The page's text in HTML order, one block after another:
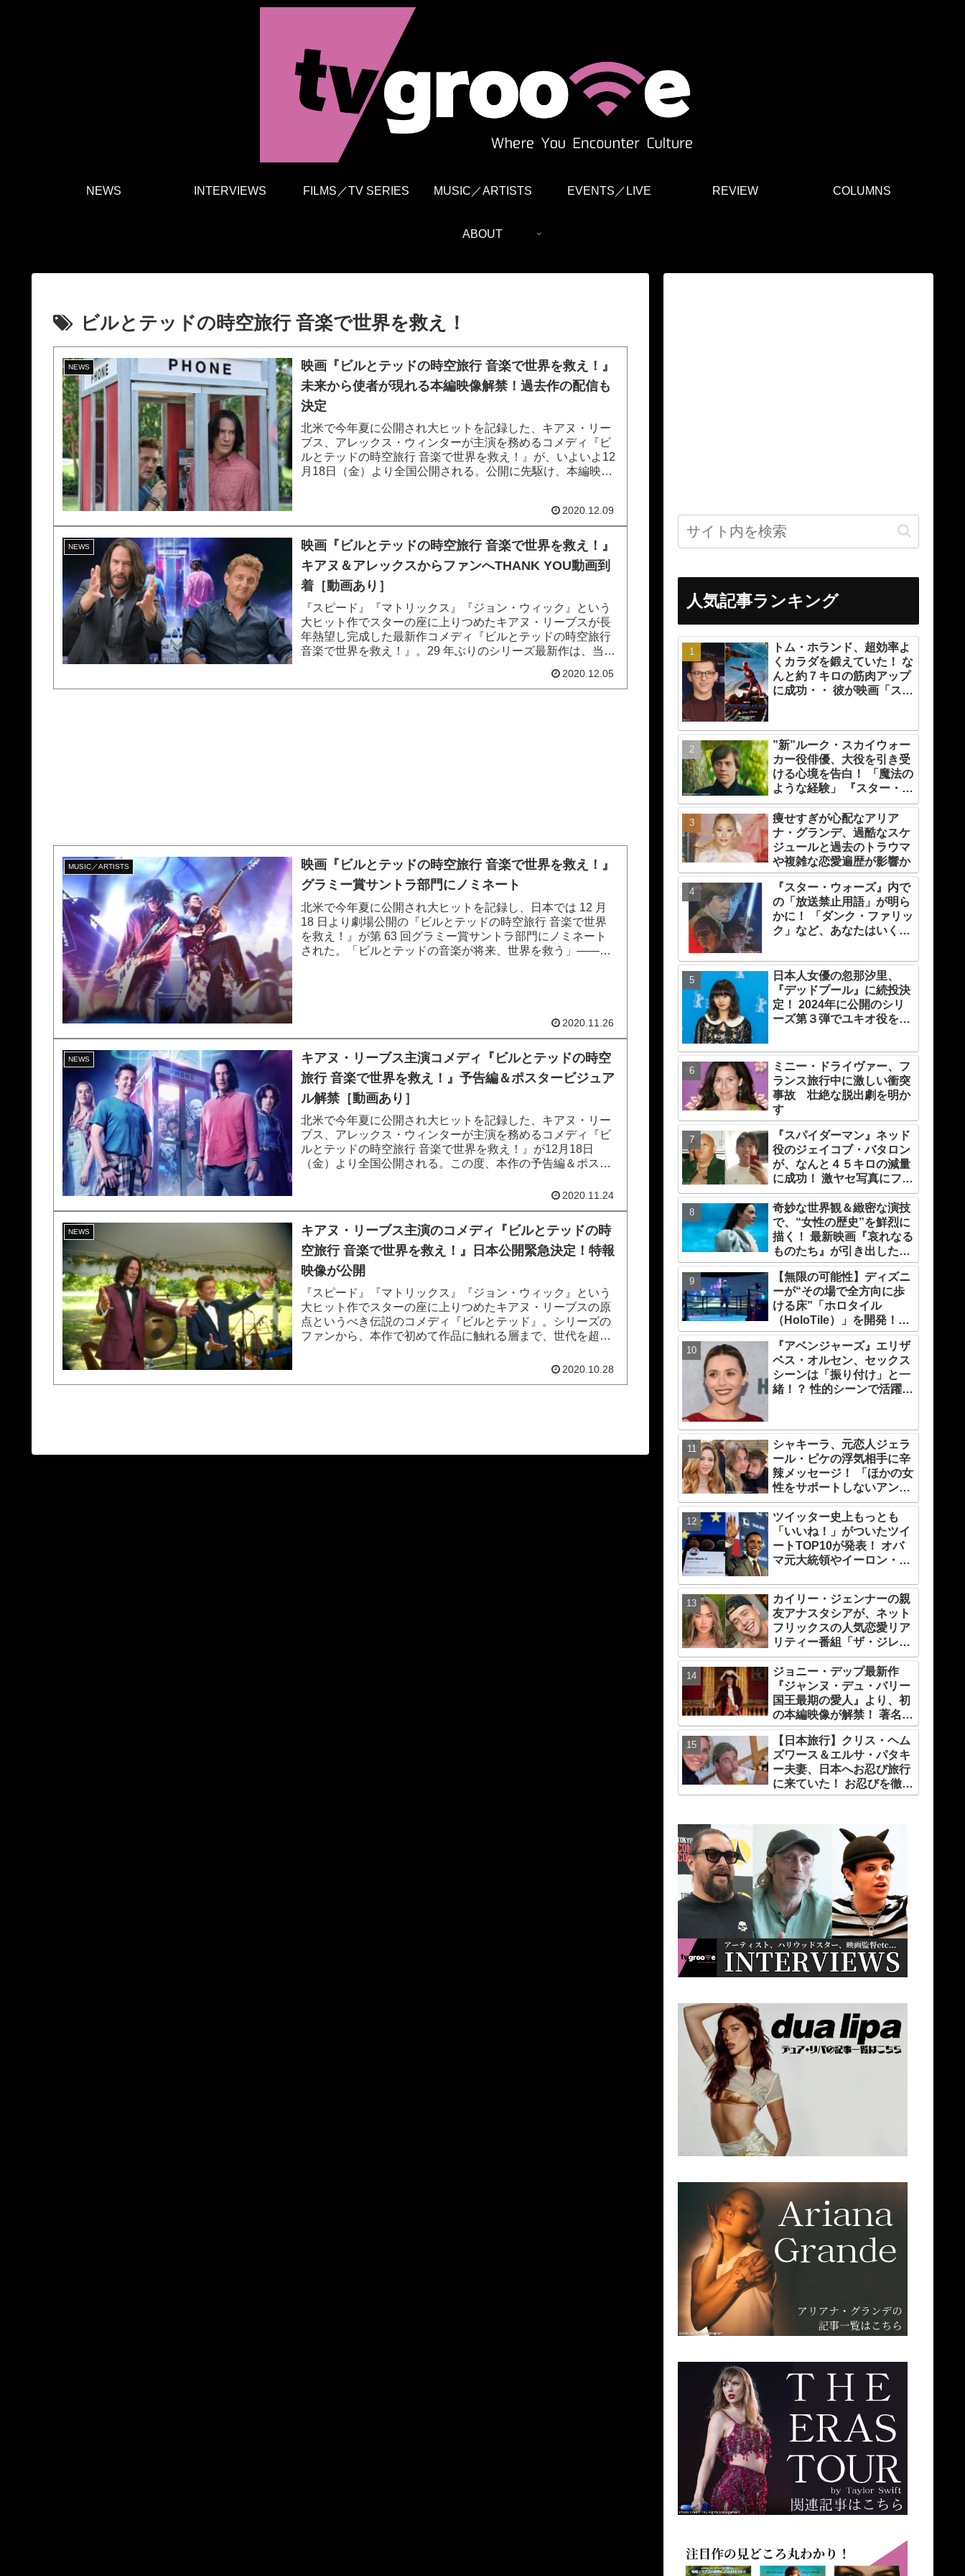
NEWS INTERVIEWS FILMS／TV SERIES MUSIC／ARTISTS EVENTS／LIVE REVIEW COLUMNS
ABOUT
ビルとテッドの時空旅行 音楽で世界を救え！
NEWS
映画『ビルとテッドの時空旅行 音楽で世界を救え！』
未来から使者が現れる本編映像解禁！過去作の配信も
決定
北米で今年夏に公開され大ヒットを記録した、キアヌ・リー
ブス、アレックス・ウィンターが主演を務めるコメディ『ビ
ルとテッドの時空旅行 音楽で世界を救え！』が、いよいよ12
月18日（金）より全国公開される。公開に先駆け、本編映像
2020.12.09
NEWS
映画『ビルとテッドの時空旅行 音楽で世界を救え！』
キアヌ＆アレックスからファンへTHANK YOU動画到
着［動画あり］
『スピード』『マトリックス』『ジョン・ウィック』という
大ヒット作でスターの座に上りつめたキアヌ・リーブスが長
年熱望し完成した最新作コメディ『ビルとテッドの時空旅行
音楽で世界を救え！』。29 年ぶりのシリーズ最新作は、当時
2020.12.05
MUSIC／ARTISTS
映画『ビルとテッドの時空旅行 音楽で世界を救え！』
グラミー賞サントラ部門にノミネート
北米で今年夏に公開され大ヒットを記録し、日本では 12 月
18 日より劇場公開の『ビルとテッドの時空旅行 音楽で世界
を救え！』が第 63 回グラミー賞サントラ部門にノミネート
された。「ビルとテッドの音楽が将来、世界を救う」――そ
2020.11.26
NEWS
キアヌ・リーブス主演コメディ『ビルとテッドの時空
旅行 音楽で世界を救え！』予告編＆ポスタービジュア
ル解禁［動画あり］
北米で今年夏に公開され大ヒットを記録した、キアヌ・リー
ブス、アレックス・ウィンターが主演を務めるコメディ『ビ
ルとテッドの時空旅行 音楽で世界を救え！』が12月18日
（金）より全国公開される。この度、本作の予告編＆ポスタ
2020.11.24
NEWS
キアヌ・リーブス主演のコメディ『ビルとテッドの時
空旅行 音楽で世界を救え！』日本公開緊急決定！特報
映像が公開
『スピード』『マトリックス』『ジョン・ウィック』という
大ヒット作でスターの座に上りつめたキアヌ・リーブスの原
点というべき伝説のコメディ『ビルとテッド』。シリーズの
ファンから、本作で初めて作品に触れる層まで、世代を超え
2020.10.28
人気記事ランキング
トム・ホランド、超効率よ
くカラダを鍛えていた！ な
んと約７キロの筋肉アップ
に成功・・ 彼が映画「スパ
法とは？
”新”ルーク・スカイウォー
カー役俳優、大役を引き受
ける心境を告白！ 「魔法の
ような経験」 『スター・ウ
ォーズ』の一員になれたこ
とによろこび爆発
痩せすぎが心配なアリア
ナ・グランデ、過酷なスケ
ジュールと過去のトラウマ
や複雑な恋愛遍歴が影響か
『スター・ウォーズ』内で
の「放送禁止用語」が明ら
かに！ 「ダンク・ファリッ
ク」など、あなたはいくつ
日本人女優の忽那汐里、
『デッドプール』に続投決
定！ 2024年に公開のシリ
ーズ第３弾でユキオ役を再
ミニー・ドライヴァー、フ
ランス旅行中に激しい衝突
事故 壮絶な脱出劇を明か
す
『スパイダーマン』ネッド
役のジェイコブ・バタロン
が、なんと４５キロの減量
に成功！ 激ヤセ写真にファ
ンたちもビックリ[写真あ
り]
奇妙な世界観＆緻密な演技
で、“女性の歴史”を鮮烈に
描く！ 最新映画『哀れなる
ものたち』が引き出したエ
マ・ストーンのオーラと怪
演、そして緻密すぎる演技
力！ これは女性の“自由意
志”の物語［レビュー＆解
説］
【無限の可能性】ディズニ
ーが“その場で全方向に歩
ける床”「ホロタイル
（HoloTile）」を開発！
VR空間を自在に動けるよ
うに【『レディプレ』実現
への大きな一歩？】
『アベンジャーズ』エリザ
ベス・オルセン、セックス
シーンは「振り付け」と一
緒！？ 性的シーンで活躍す
ついても語る
シャキーラ、元恋人ジェラ
ール・ピケの浮気相手に辛
辣メッセージ！ 「ほかの女
性をサポートしないアンタ
は地獄行き・・」 浮気され
破局した悲しい心境を赤
裸々に語る
ツイッター史上もっとも
「いいね！」がついたツイ
ートTOP10が発表！ オバ
マ元大統領やイーロン・マ
たのは、あの人気俳優の訃
報
カイリー・ジェンナーの親
友アナスタシアが、ネット
フリックスの人気恋愛リア
リティー番組「ザ・ジレン
マ: もうガマンできな
い?!」のあの人と交際！？
ファンたちがそう予想する
理由とは[写真あり]
ジョニー・デップ最新作
『ジャンヌ・デュ・バリー
国王最期の愛人』より、初
の本編映像が解禁！ 著名人
コメントも多数到着
【日本旅行】クリス・ヘム
ズワース＆エルサ・パタキ
ー夫妻、日本へお忍び旅行
に来ていた！ お忍びを徹底
する理由については「（家
レそうになる」からという
過去の発言も